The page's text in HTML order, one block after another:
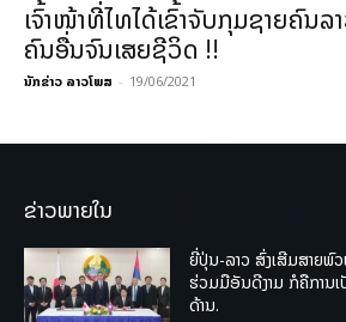
ເຈົ້າໜ້າທີ່ໄທໄດ້ເຂົ້າຈັບກຸມຊາຍຄົນລ
ຄົນອື່ນຈົນເສຍຊີວິດ !!
ນັກຂ່າວ ລາວໂພສ - 19/06/2021
ຂ່າວພາຍໃນ
ຍີ່ປຸ່ນ-ລາວ ສົ່ງເສີມສາຍພົ
ຮ່ວມມືອັນດີງາມ ກໍຄືການ
ດ້ານ.